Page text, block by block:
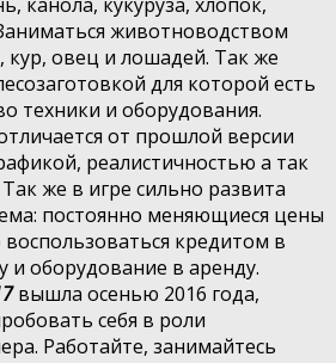
животноводством
кур, овец и лошадей. Так же
для которой есть
техники и оборудования.
от прошлой версии
реалистичностью а так
же в игре сильно развита
постоянно меняющиеся цены
кредитом в
и оборудование в аренду.
вышла осенью 2016 года,
себя в роли
Работайте, занимайтесь